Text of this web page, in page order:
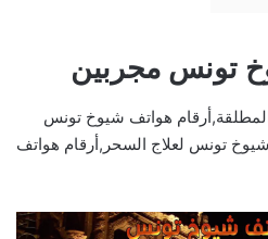
تونس مجربين
هواتف شيوخ تونس
تونس لعلاج السحر,أرقام هواتف